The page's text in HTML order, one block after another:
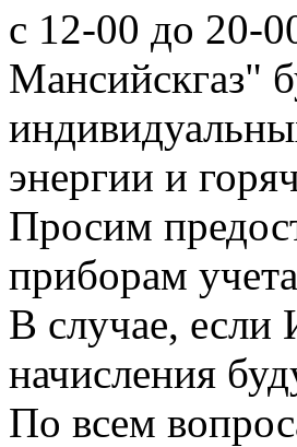
с 12-00 до 20-
Мансийскгаз"
энергии и
Просим
приборам
В случае, если
начисления
По всем